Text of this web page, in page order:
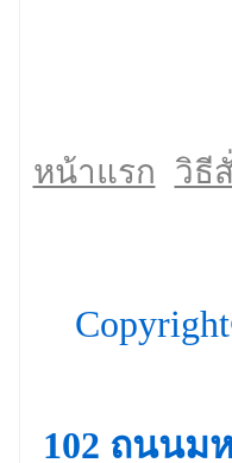
หน้าแรก วิธี
102 ถนนม